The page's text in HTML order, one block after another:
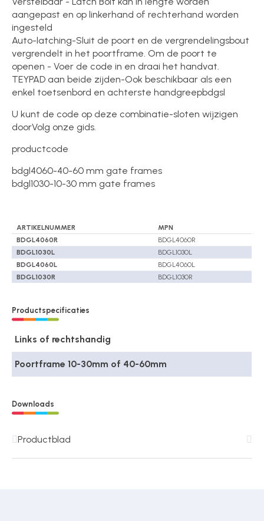
aangepast en op linkerhand of rechterhand worden
ingesteld
Auto-latching-Sluit de poort en de vergrendelingsbout
vergrendelt in het poortframe. Om de poort te
openen - Voer de code in en draai het handvat.
TEYPAD aan beide zijden-Ook beschikbaar als een
enkel toetsenbord en achterste handgreepbdgsl
U kunt de code op deze combinatie-sloten wijzigen
doorVolg onze gids.
productcode
bdgl4060-40-60 mm gate frames
bdgl1030-10-30 mm gate frames
ARTIKELNUMMER
MPN
BDGL4060R
BDGL4060R
BDGL1030L
BDGL1030L
BDGL4060L
BDGL4060L
BDGL1030R
BDGL1030R
Productspecificaties
Links of rechtshandig
Poortframe 10-30mm of 40-60mm
Downloads
Productblad